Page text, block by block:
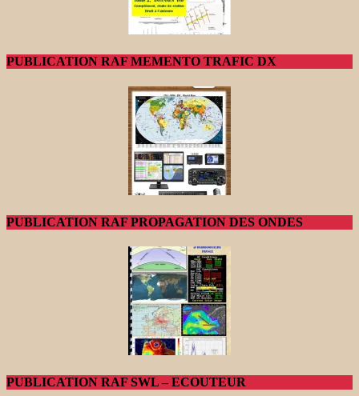
PUBLICATION RAF MEMENTO TRAFIC DX
PUBLICATION RAF PROPAGATION DES ONDES
PUBLICATION RAF SWL – ECOUTEUR